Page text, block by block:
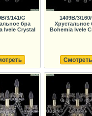
3/141/G
бра
Ivele Crystal
1409B/3/
Хрустальное
Bohemia Ivele
Смотреть